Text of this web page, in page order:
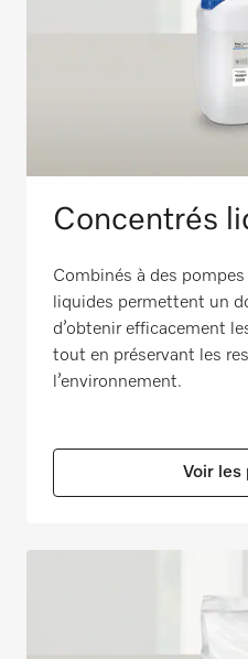
Concentrés
Combinés à des
liquides permettent un
d’obtenir efficacement
tout en préservant les
l’environnement.
Voir les